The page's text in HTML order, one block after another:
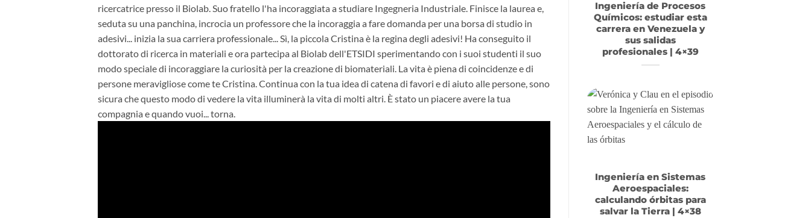
ricercatrice presso il Biolab. Suo fratello l'ha incoraggiata a studiare Ingegneria Industriale. Finisce la laurea e,
seduta su una panchina, incrocia un professore che la incoraggia a fare domanda per una borsa di studio in
adesivi... inizia la sua carriera professionale... Sì, la piccola Cristina è la regina degli adesivi! Ha conseguito il
dottorato di ricerca in materiali e ora partecipa al Biolab dell'ETSIDI sperimentando con i suoi studenti il suo
modo speciale di incoraggiare la curiosità per la creazione di biomateriali. La vita è piena di coincidenze e di
persone meravigliose come te Cristina. Continua con la tua idea di catena di favori e di aiuto alle persone, sono
sicura che questo modo di vedere la vita illuminerà la vita di molti altri. È stato un piacere avere la tua
compagnia e quando vuoi... torna.
Ingeniería de Procesos
Químicos: estudiar esta
carrera en Venezuela y
sus salidas
profesionales | 4×39
Ingeniería en Sistemas
Aeroespaciales:
calculando órbitas para
salvar la Tierra | 4×38